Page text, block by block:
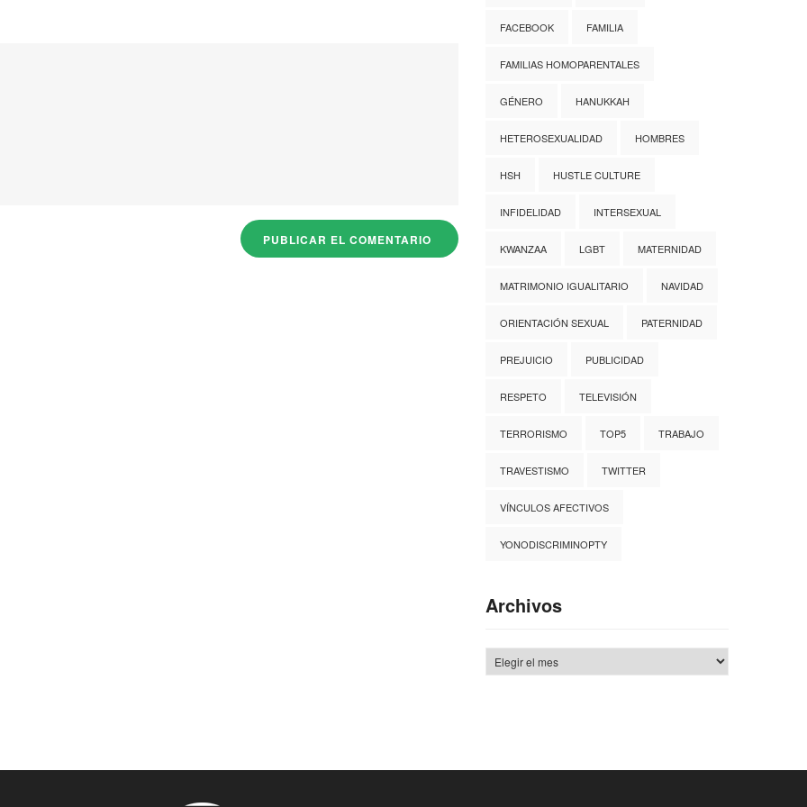
FACEBOOK FAMILIA
FAMILIAS HOMOPARENTALES
GÉNERO HANUKKAH
HETEROSEXUALIDAD HOMBRES
HSH HUSTLE CULTURE
INFIDELIDAD INTERSEXUAL
KWANZAA LGBT MATERNIDAD
MATRIMONIO IGUALITARIO NAVIDAD
ORIENTACIÓN SEXUAL PATERNIDAD
PREJUICIO PUBLICIDAD
RESPETO TELEVISIÓN
TERRORISMO TOP5 TRABAJO
TRAVESTISMO TWITTER
VÍNCULOS AFECTIVOS
YONODISCRIMINOPTY
Archivos
Archivos